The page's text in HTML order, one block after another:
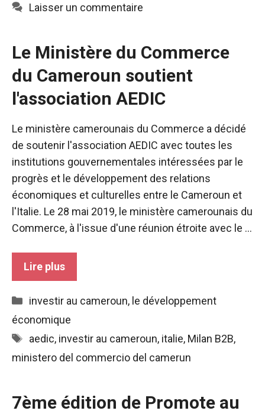
Laisser un commentaire
Le Ministère du Commerce
du Cameroun soutient
l'association AEDIC
Le ministère camerounais du Commerce a décidé
de soutenir l'association AEDIC avec toutes les
institutions gouvernementales intéressées par le
progrès et le développement des relations
économiques et culturelles entre le Cameroun et
l'Italie. Le 28 mai 2019, le ministère camerounais du
Commerce, à l'issue d'une réunion étroite avec le ...
Lire plus
Catégories
investir au cameroun, le développement
économique
Étiquettes
aedic, investir au cameroun, italie, Milan B2B,
ministero del commercio del camerun
7ème édition de Promote au